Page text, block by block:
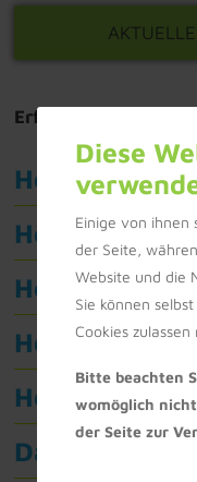
Erfahre mehr über
Herren 40
Herren 65 1
Herren 1 TSG
Herren 2 TSG
Herren 3 TSG
Damen 1 TSG
Diese
Einige von ihnen
der Seite,
Website und die
Sie können
Cookies
Bitte beachten
womöglich
der Seite zur